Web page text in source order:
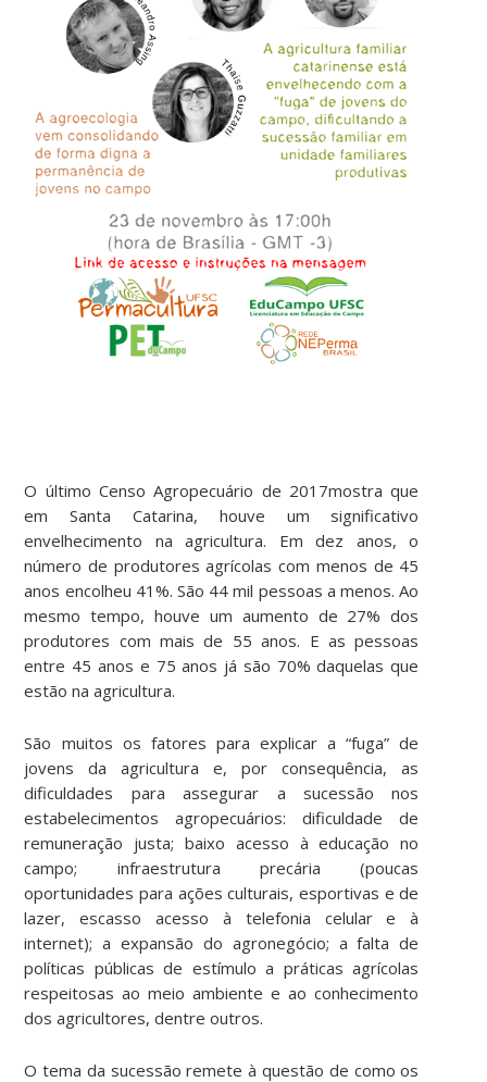
O último Censo Agropecuário de 2017mostra que
em Santa Catarina, houve um significativo
envelhecimento na agricultura. Em dez anos, o
número de produtores agrícolas com menos de 45
anos encolheu 41%. São 44 mil pessoas a menos. Ao
mesmo tempo, houve um aumento de 27% dos
produtores com mais de 55 anos. E as pessoas
entre 45 anos e 75 anos já são 70% daquelas que
estão na agricultura.
São muitos os fatores para explicar a “fuga” de
jovens da agricultura e, por consequência, as
dificuldades para assegurar a sucessão nos
estabelecimentos agropecuários: dificuldade de
remuneração justa; baixo acesso à educação no
campo; infraestrutura precária (poucas
oportunidades para ações culturais, esportivas e de
lazer, escasso acesso à telefonia celular e à
internet); a expansão do agronegócio; a falta de
políticas públicas de estímulo a práticas agrícolas
respeitosas ao meio ambiente e ao conhecimento
dos agricultores, dentre outros.
O tema da sucessão remete à questão de como os